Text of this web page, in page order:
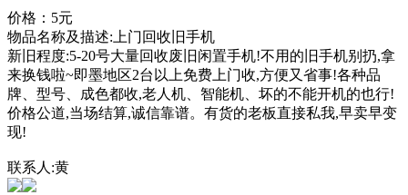
价格：5元
物品名称及描述:上门回收旧手机
新旧程度:5-20号大量回收废旧闲置手机!不用的旧手机别扔,拿
来换钱啦~即墨地区2台以上免费上门收,方便又省事!各种品
牌、型号、成色都收,老人机、智能机、坏的不能开机的也行!
价格公道,当场结算,诚信靠谱。有货的老板直接私我,早卖早变
现!
联系人:黄